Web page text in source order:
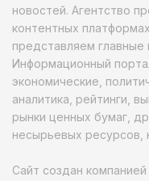
новостей. Агентство
контентных
представляем главные
Информационный
экономические,
аналитика, рейтинги,
рынки ценных бумаг,
несырьевых ресурсов,
Сайт создан